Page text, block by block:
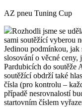
AZ pneu Tuning Cup
Rozhodli jsme se
sami soutěžící vyberou
Jedinou podmínkou, jak
slosování o věcné ceny,
Pardubicích do soutěže
soutěžící obdrží také
čísla (pro kontrolu –
případě nesrovnalostí
startovním číslem